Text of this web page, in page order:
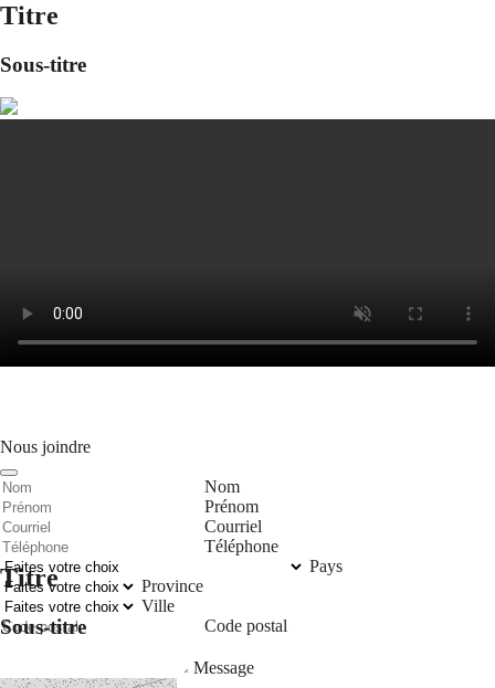
Titre
Sous-titre
Titre
Sous-titre
Nous joindre
Nom
Prénom
Courriel
Téléphone
Pays
Province
Ville
Code postal
Message